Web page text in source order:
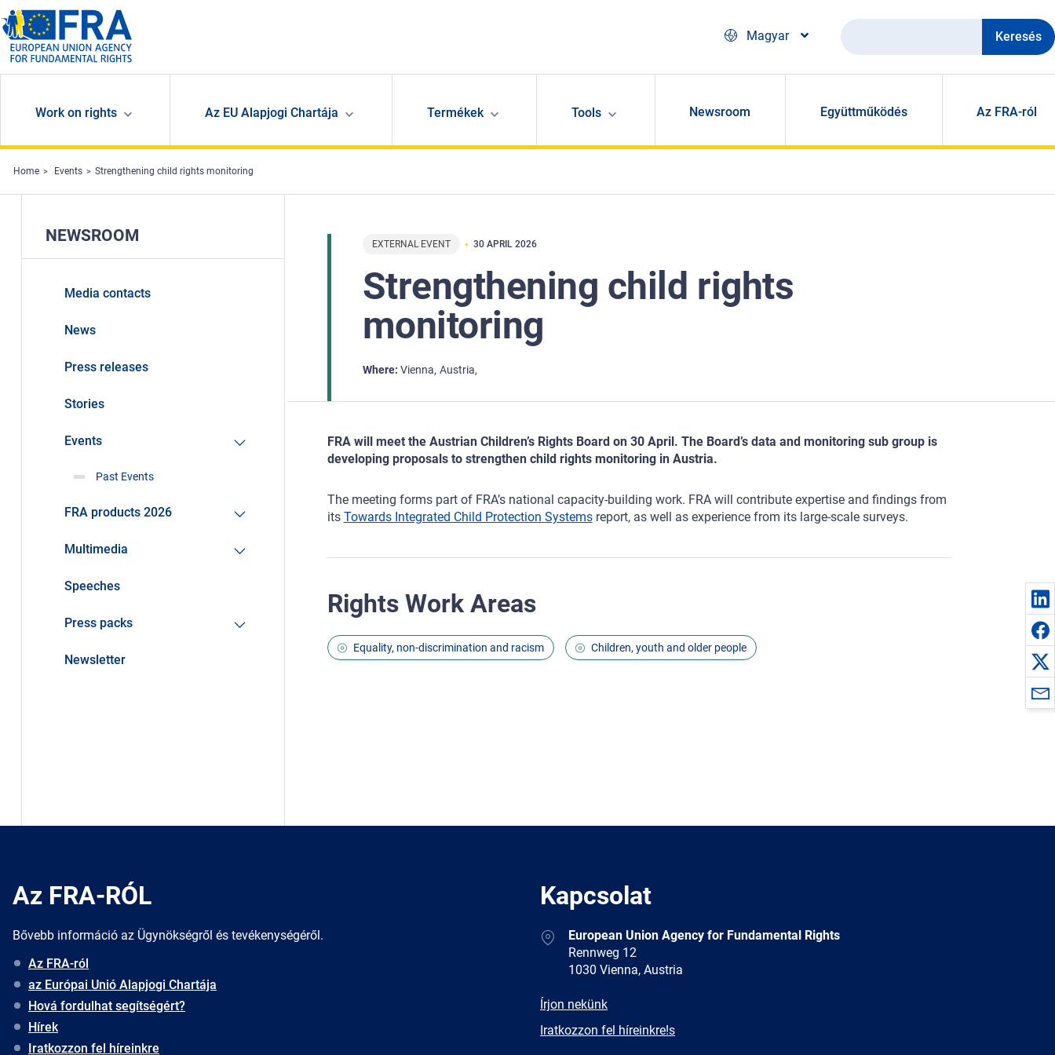
Skip to main content
Magyar
Keresés
Work on rights Az EU Alapjogi Chartája Termékek Tools Newsroom Együttműködés Az FRA-ról
Home Events Strengthening child rights monitoring
EXTERNAL EVENT 30 APRIL 2026
Strengthening child rights
monitoring
Where Vienna Austria
FRA will meet the Austrian Children’s Rights Board on 30 April. The Board’s data and monitoring sub group is
developing proposals to strengthen child rights monitoring in Austria.
The meeting forms part of FRA’s national capacity-building work. FRA will contribute expertise and findings from
its Towards Integrated Child Protection Systemsreport, as well as experience from its large-scale surveys.
Rights Work Areas
Equality, non-discrimination and racism Children, youth and older people
NEWSROOM
Media contacts
News
Press releases
Stories
Events
Past Events
FRA products 2026
Multimedia
Speeches
Press packs
Newsletter
Az FRA-RÓL
Bővebb információ az Ügynökségről és tevékenységéről.
Az FRA-ról
az Európai Unió Alapjogi Chartája
Hová fordulhat segítségért?
Hírek
Iratkozzon fel híreinkre
Kapcsolat
AddressEuropean Union Agency for Fundamental Rights
Rennweg 12
1030 Vienna, Austria
E-
Írjon nekünk
Newsletter
Iratkozzon fel híreinkre!s